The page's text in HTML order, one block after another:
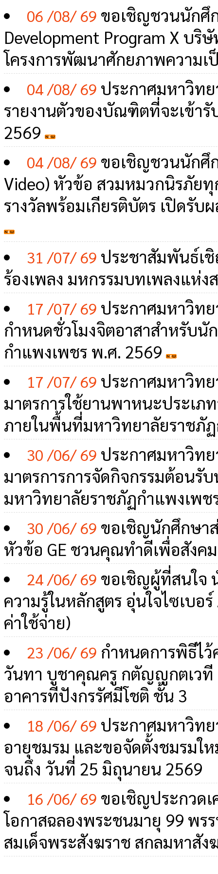
06 /08/ 69 ขอเชิญชวนนักศึก
Development Program X บ
โครงการพัฒนาศักยภาพความ
04 /08/ 69 ประกาศมหาวิทย
รายงานตัวของบัณฑิตที่จะเข้า
2569
04 /08/ 69 ขอเชิญชวนนักศึ
Video) หัวข้อ สวมหมวกนิรภัย
รางวัลพร้อมเกียรติบัตร เปิดรั
31 /07/ 69 ประชาสัมพันธ์เ
ร้องเพลง มหกรรมบทเพลงแห่ง
17 /07/ 69 ประกาศมหาวิทย
กำหนดชั่วโมงจิตอาสาสำหรับ
กำแพงเพชร พ.ศ. 2569
17 /07/ 69 ประกาศมหาวิทย
มาตรการใช้ยานพาหนะประเ
ภายในพื้นที่มหาวิทยาลัยราชภั
30 /06/ 69 ประกาศมหาวิทย
มาตรการการจัดกิจกรรมต้อนรั
มหาวิทยาลัยราชภัฏกำแพงเพช
30 /06/ 69 ขอเชิญนักศึกษาส่
หัวข้อ GE ชวนคุณทำดีเพื่อสังค
24 /06/ 69 ขอเชิญผู้ที่สนใจ
ความรู้ในหลักสูตร อุ่นใจไซเบอ
ค่าใช้จ่าย)
23 /06/ 69 กำหนดการพิธีไ
วันทา บูชาคุณครู กตัญญูกตเว
อาคารทีปังกรรัศมีโชติ ชั้น 3
18 /06/ 69 ประกาศมหาวิทย
อายุชมรม และขอจัดตั้งชมรมใ
จนถึง วันที่ 25 มิถุนายน 2569
16 /06/ 69 ขอเชิญประกวด
โอกาสฉลองพระชนมายุ 99 พ
สมเด็จพระสังฆราช สกลมหาสั